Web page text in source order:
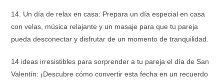
14. Un día de relax en casa: Prepara un día especial en casa
con velas, música relajante y un masaje para que tu pareja
pueda desconectar y disfrutar de un momento de tranquilidad.
14 ideas irresistibles para sorprender a tu pareja el día de San
Valentín: ¡Descubre cómo convertir esta fecha en un recuerdo